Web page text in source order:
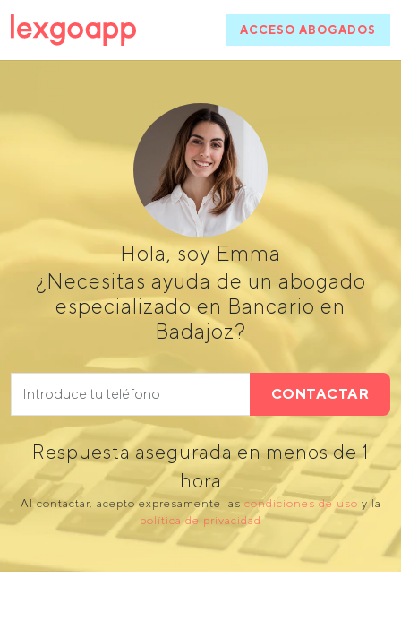
ACCESO ABOGADOS
Hola, soy Emma
¿Necesitas ayuda de un abogado
especializado en Bancario en
Badajoz?
CONTACTAR
Respuesta asegurada en menos de 1
hora
Al contactar, acepto expresamente las condiciones de uso y la
política de privacidad